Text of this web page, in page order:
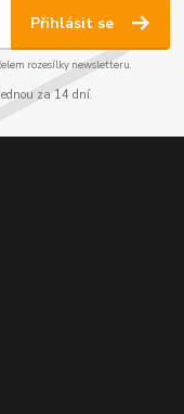
Přihlásit se
rozesílky newsletteru.
za 14 dní.